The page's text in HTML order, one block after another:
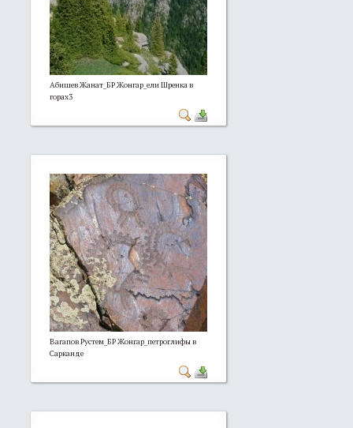
Абишев Жанат_БР Жонгар_ели Шренка в
горах3
Вагапов Рустем_БР Жонгар_петроглифы в
Сарканде